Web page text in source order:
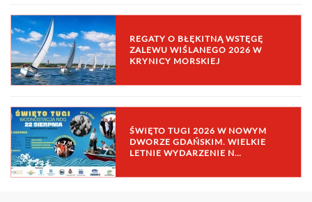
REGATY O BŁĘKITNĄ WSTĘGĘ
ZALEWU WIŚLANEGO 2026 W
KRYNICY MORSKIEJ
ŚWIĘTO TUGI 2026 W NOWYM
DWORZE GDAŃSKIM. WIELKIE
LETNIE WYDARZENIE N…